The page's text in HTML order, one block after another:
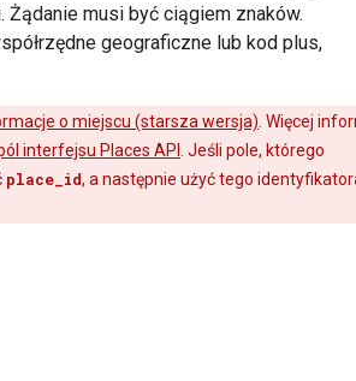
Żądanie musi być ciągiem znaków.
geograficzne lub kod plus,
o miejscu (starsza wersja) . Więcej
interfejsu Places API
. Jeśli pole, którego
place_id, a następnie użyć tego